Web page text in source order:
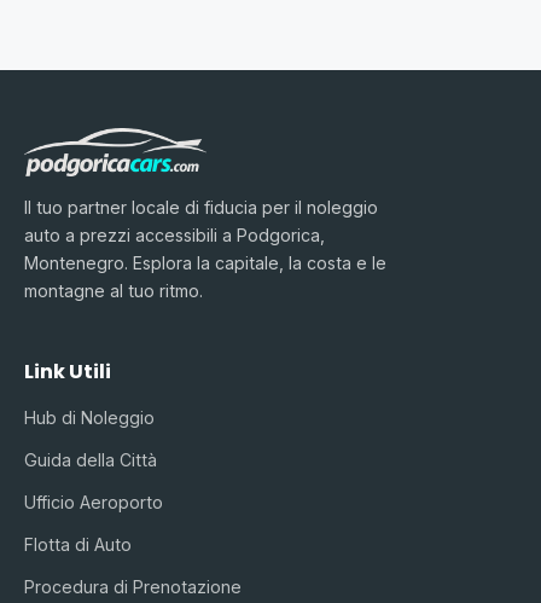
Il tuo partner locale di fiducia per il noleggio
auto a prezzi accessibili a Podgorica,
Montenegro. Esplora la capitale, la costa e le
montagne al tuo ritmo.
Link Utili
Hub di Noleggio
Guida della Città
Ufficio Aeroporto
Flotta di Auto
Procedura di Prenotazione